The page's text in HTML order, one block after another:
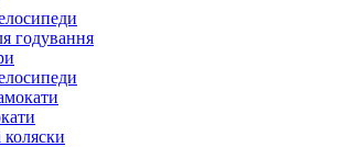
годування
коляски